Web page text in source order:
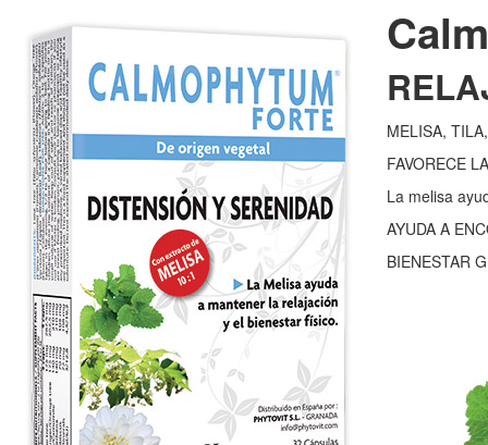
MELISA,
FAVORECE
La melisa
AYUDA A
BIENESTAR